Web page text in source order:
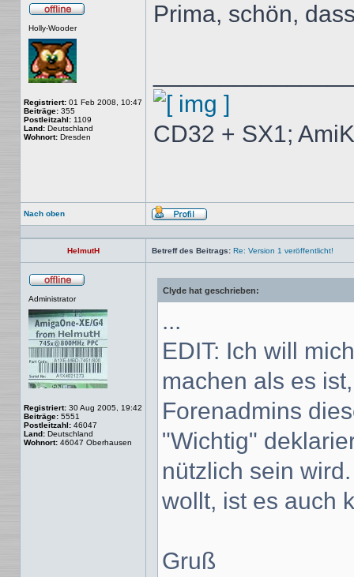
Holly-Wooder
Registriert: 01 Feb 2008, 10:47
Beiträge: 355
Postleitzahl: 1109
Land: Deutschland
Wohnort: Dresden
Prima, schön,
CD32 + SX1;
Nach oben
Profil
HelmutH Betreff des Beitrags: Re: Version 1 veröffentlicht!
Administrator
Registriert: 30 Aug 2005, 19:42
Beiträge: 5551
Postleitzahl: 46047
Land: Deutschland
Wohnort: 46047 Oberhausen
Clyde hat geschrieben:
...
EDIT: Ich will
machen als es
Forenadmins
"Wichtig"
nützlich sein
wollt, ist es auch
Gruß